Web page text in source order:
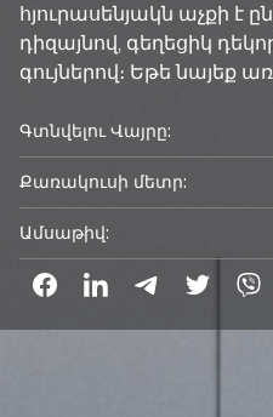
հյուրասենյակն աչքի է
դիզայնով, գեղեցիկ
գույներով։ Եթե նայեք
Գտնվելու Վայրը:
Քառակուսի մետր:
Ամսաթիվ: